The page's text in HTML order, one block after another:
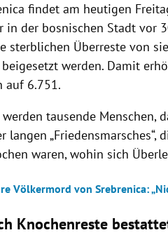
dort 6.751 bestattet.
wurden wegen
Haftstrafen für Mladić
Stocker und
Opfer zu gedenken und das Leid
findet am heutigen
in der bosnischen Stadt vor
sterblichen Überreste von
beigesetzt werden. Damit
auf 6.751.
tausende Menschen,
langen
waren, wohin sich
Völkermord von Srebrenica:
Knochenreste